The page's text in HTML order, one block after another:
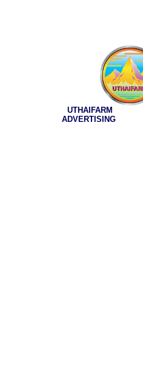
UTHAIFARM
ADVERTISING